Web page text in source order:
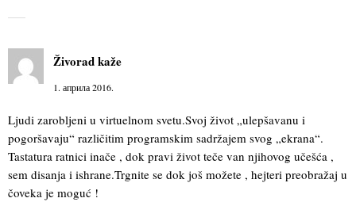
Živoradkaže
1. априла 2016.
Ljudi zarobljeni u virtuelnom svetu.Svoj život „ulepšavanu i
pogoršavaju“ različitim programskim sadržajem svog „ekrana“.
Tastatura ratnici inače , dok pravi život teče van njihovog učešća ,
sem disanja i ishrane.Trgnite se dok još možete , hejteri preobražaj u
čoveka je moguć !